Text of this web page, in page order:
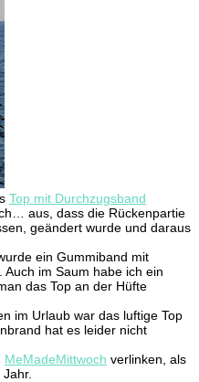
Top mit Durchzugsband
aus, dass die Rückenpartie
geändert wurde und daraus
ein Gummiband mit
im Saum habe ich ein
das Top an der Hüfte
im Urlaub war das luftige Top
hat es leider nicht
MeMadeMittwoch verlinken, als